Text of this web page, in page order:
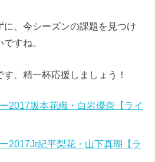
に、今シーズンの課題を見つけ
すね。
、精一杯応援しましょう！
2017坂本花織・白岩優奈【ライ
2017Jr紀平梨花・山下真瑚【ラ